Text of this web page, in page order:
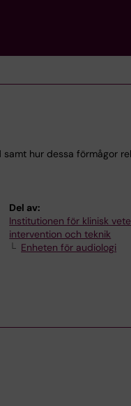
hur dessa förmågor
Del av:
Institutionen för klinisk
intervention och teknik
Enheten för audiologi